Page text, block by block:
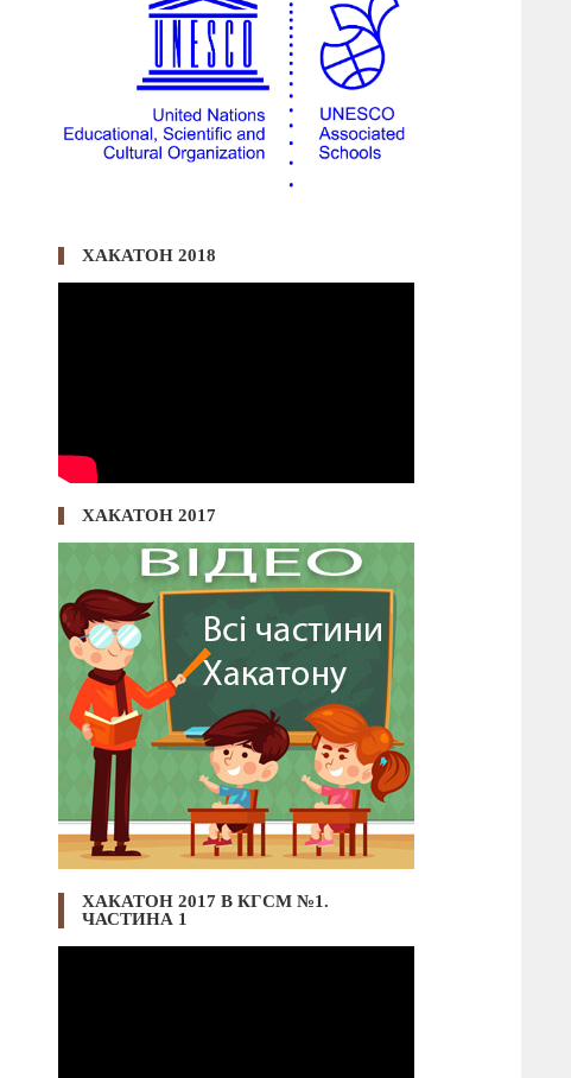
ХАКАТОН 2018
ХАКАТОН 2017
ХАКАТОН 2017 В КГСМ №1.
ЧАСТИНА 1